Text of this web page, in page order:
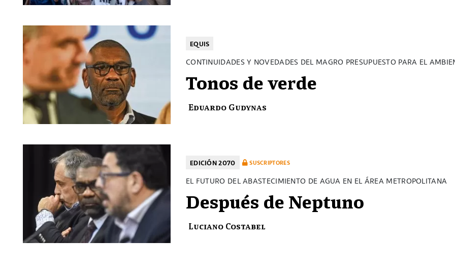
EQUIS
CONTINUIDADES Y NOVEDADES DEL MAGRO PRESUPUESTO PARA EL
Tonos de verde
Eduardo Gudynas
EDICIÓN 2070 SUSCRIPTORES
EL FUTURO DEL ABASTECIMIENTO DE AGUA EN EL ÁREA METROPOLITANA
Después de Neptuno
Luciano Costabel